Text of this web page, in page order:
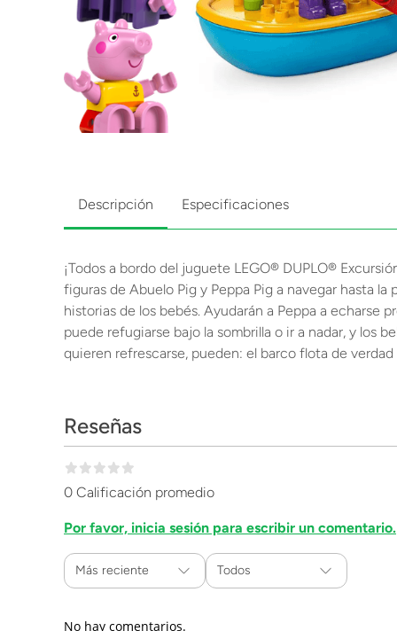
Descripción Especificaciones
¡Todos a bordo del juguete LEGO® DUPLO®
figuras de Abuelo Pig y Peppa Pig a navegar hasta
historias de los bebés. Ayudarán a Peppa a echarse
puede refugiarse bajo la sombrilla o ir a nadar, y los
quieren refrescarse, pueden: el barco flota de
Reseñas
0 Calificación promedio
Por favor, inicia sesión para escribir un comentario.
Más reciente Todos
No hay comentarios.